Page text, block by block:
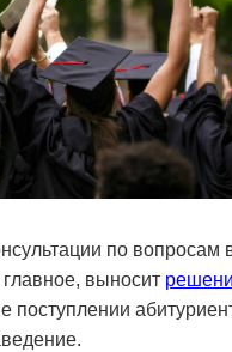
по вопросам
выносит
поступлении